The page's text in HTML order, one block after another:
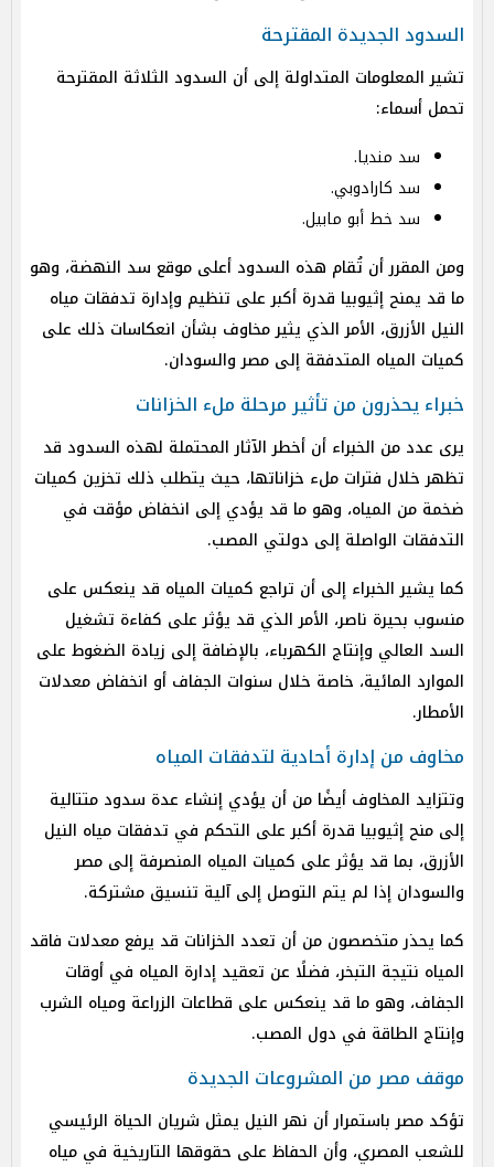
السدود الجديدة المقترحة
تشير المعلومات المتداولة إلى أن السدود الثلاثة المقترحة
تحمل أسماء:
سد منديا.
سد كارادوبي.
سد خط أبو مابيل.
ومن المقرر أن تُقام هذه السدود أعلى موقع سد النهضة، وهو
ما قد يمنح إثيوبيا قدرة أكبر على تنظيم وإدارة تدفقات مياه
النيل الأزرق، الأمر الذي يثير مخاوف بشأن انعكاسات ذلك على
كميات المياه المتدفقة إلى مصر والسودان.
خبراء يحذرون من تأثير مرحلة ملء الخزانات
يرى عدد من الخبراء أن أخطر الآثار المحتملة لهذه السدود قد
تظهر خلال فترات ملء خزاناتها، حيث يتطلب ذلك تخزين كميات
ضخمة من المياه، وهو ما قد يؤدي إلى انخفاض مؤقت في
التدفقات الواصلة إلى دولتي المصب.
كما يشير الخبراء إلى أن تراجع كميات المياه قد ينعكس على
منسوب بحيرة ناصر، الأمر الذي قد يؤثر على كفاءة تشغيل
السد العالي وإنتاج الكهرباء، بالإضافة إلى زيادة الضغوط على
الموارد المائية، خاصة خلال سنوات الجفاف أو انخفاض معدلات
الأمطار.
مخاوف من إدارة أحادية لتدفقات المياه
وتتزايد المخاوف أيضًا من أن يؤدي إنشاء عدة سدود متتالية
إلى منح إثيوبيا قدرة أكبر على التحكم في تدفقات مياه النيل
الأزرق، بما قد يؤثر على كميات المياه المنصرفة إلى مصر
والسودان إذا لم يتم التوصل إلى آلية تنسيق مشتركة.
كما يحذر متخصصون من أن تعدد الخزانات قد يرفع معدلات فاقد
المياه نتيجة التبخر، فضلًا عن تعقيد إدارة المياه في أوقات
الجفاف، وهو ما قد ينعكس على قطاعات الزراعة ومياه الشرب
وإنتاج الطاقة في دول المصب.
موقف مصر من المشروعات الجديدة
تؤكد مصر باستمرار أن نهر النيل يمثل شريان الحياة الرئيسي
للشعب المصري، وأن الحفاظ على حقوقها التاريخية في مياه